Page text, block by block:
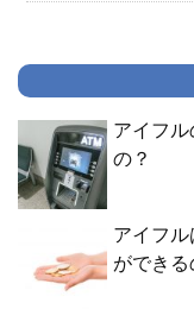
アイフ
の？
アイフ
ができる